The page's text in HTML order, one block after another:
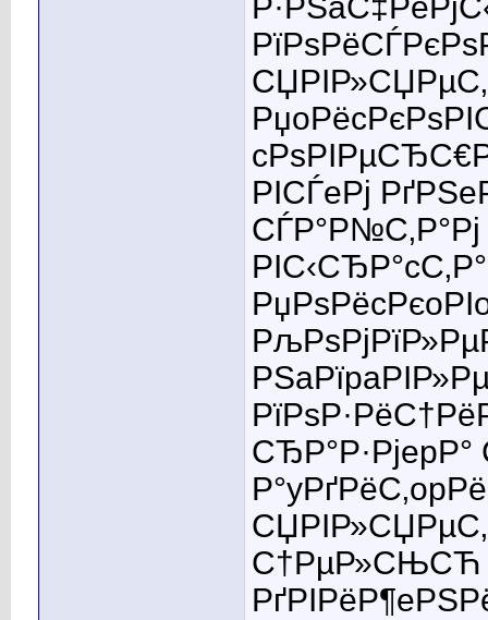
РІСЃeРј
С†РµР»СЊСЋ